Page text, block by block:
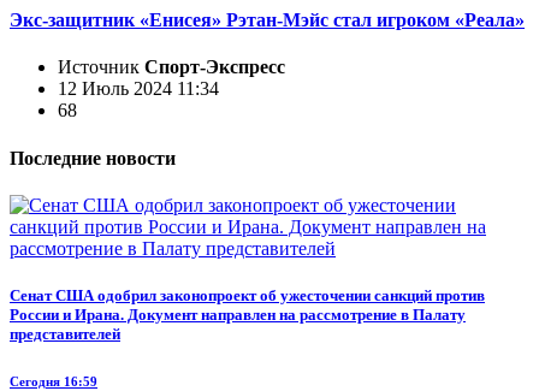
Экс-защитник «Енисея» Рэтан-Мэйс стал игроком «Реала»
Источник Спорт-Экспресс
12 Июль 2024 11:34
68
Последние новости
Сенат США одобрил законопроект об ужесточении санкций против
России и Ирана. Документ направлен на рассмотрение в Палату
представителей
Сегодня 16:59